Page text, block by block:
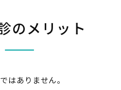
のメリット
はありません。